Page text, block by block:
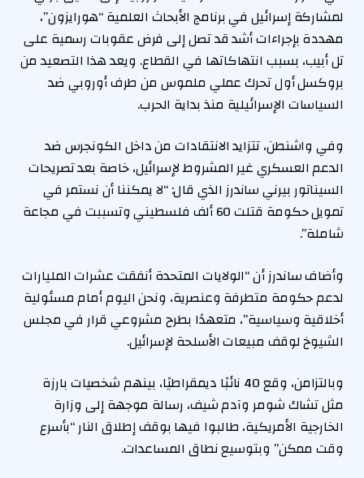
لمشاركة إسرائيل في برنامج الأبحاث العلمية “هورايزون”،
مهددة بإجراءات أشد قد تصل إلى فرض عقوبات رسمية على
تل أبيب، بسبب انتهاكاتها في القطاع. ويعد هذا التصعيد من
بروكسل أول تحرك عملي ملموس من طرف أوروبي ضد
السياسات الإسرائيلية منذ بداية الحرب.
وفي واشنطن، تتزايد الانتقادات من داخل الكونجرس ضد
الدعم العسكري غير المشروط لإسرائيل، خاصة بعد تصريحات
السيناتور بيرني ساندرز الذي قال: “لا يمكننا أن نستمر في
تمويل حكومة قتلت 60 ألف فلسطيني وتسببت في مجاعة
شاملة”.
وأضاف ساندرز أن “الولايات المتحدة أنفقت عشرات المليارات
لدعم حكومة متطرفة وعنصرية، ونحن اليوم أمام مسئولية
أخلاقية وسياسية”، متعهدًا بطرح مشروعي قرار في مجلس
الشيوخ لوقف مبيعات الأسلحة لإسرائيل.
وبالتزامن، وقع 40 نائبًا ديمقراطيًا، بينهم شخصيات بارزة
مثل تشاك شومر وآدم شيف، رسالة موجهة إلى وزارة
الخارجية الأمريكية، طالبوا فيها بوقف إطلاق النار “بأسرع
وقت ممكن” وبتوسيع نطاق المساعدات.